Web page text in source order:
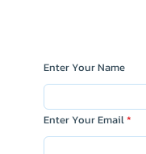
Enter Your Name
Enter Your Email